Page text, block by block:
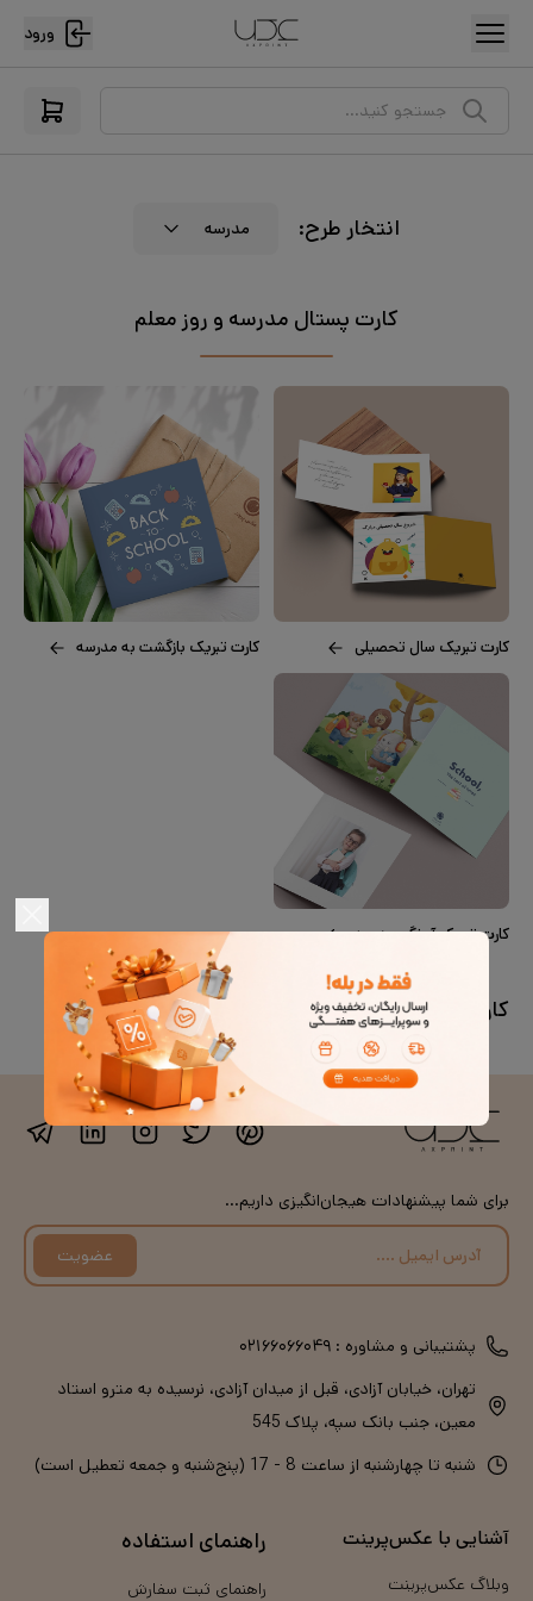
ورود
جستجو کنید...
انتخار طرح: مدرسه
کارت پستال مدرسه و روز معلم
کارت تبریک سال تحصیلی کارت تبریک بازگشت به مدرسه
کارت تبریک آبرنگی مدرسه
کارت پستال مدرسه و روز معلم
برای شما پیشنهادات هیجان‌انگیزی داریم...
عضویت
پشتیبانی و مشاوره : ۰۲۱۶۶۰۶۶۰۴۹
تهران، خیابان آزادی، قبل از میدان آزادی، نرسیده به مترو استاد
معین، جنب بانک سپه، پلاک 545
شنبه تا چهارشنبه از ساعت 8 - 17 (پنج‌شنبه و جمعه تعطیل است)
آشنایی با عکس‌پرینت
وبلاگ عکس‌پرینت
راهنمای استفاده
راهنمای ثبت سفارش